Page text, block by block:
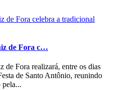
de Fora c…
de Fora realizará, entre os dias
de Santo Antônio, reunindo
pela...